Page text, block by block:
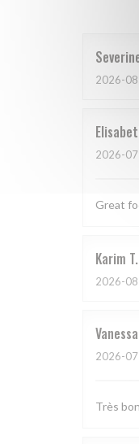
2026-
2026-
Great
Karim T
2026-
Vanessa
2026-
Très